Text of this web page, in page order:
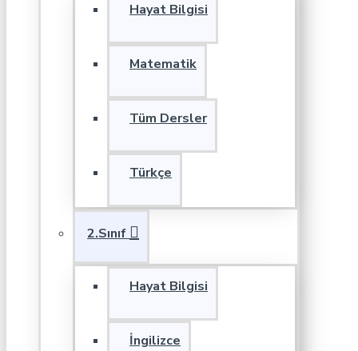
Hayat Bilgisi
Matematik
Tüm Dersler
Türkçe
2.Sınıf
Hayat Bilgisi
İngilizce